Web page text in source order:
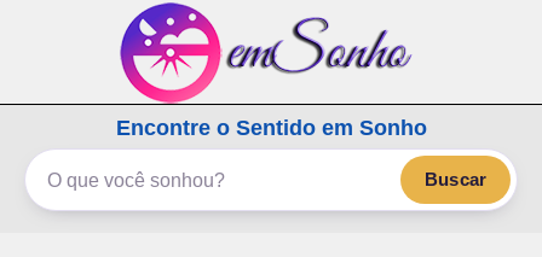
emSonho.com
Os sonhos significam mais
Encontre o Sentido em Sonho
Buscar